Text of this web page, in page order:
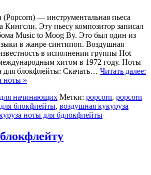
(Popcorn) — инструментальная пьеса
Кингсли. Эту пьесу композитор записал
Music to Moog By. Это был один из
в жанре синтипоп. Воздушная
в исполнении группы Hot
хитом в 1972 году. Ноты
для блокфлейты: Скачать… Читать далее:
ноты »
для начинающих Метки: popcorn, popcorn
блокфлейты, воздушная кукуруза
ноты для бдлокфлейты